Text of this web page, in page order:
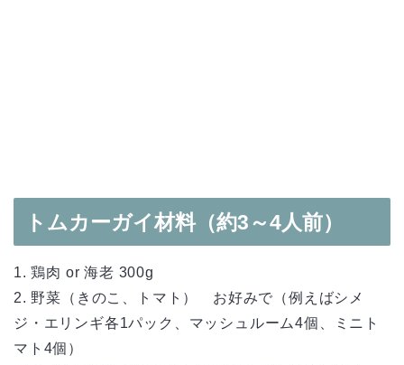
トムカーガイ材料（約3～4人前）
1. 鶏肉 or 海老 300g
2. 野菜（きのこ、トマト） お好みで（例えばシメ
ジ・エリンギ各1パック、マッシュルーム4個、ミニト
マト4個）